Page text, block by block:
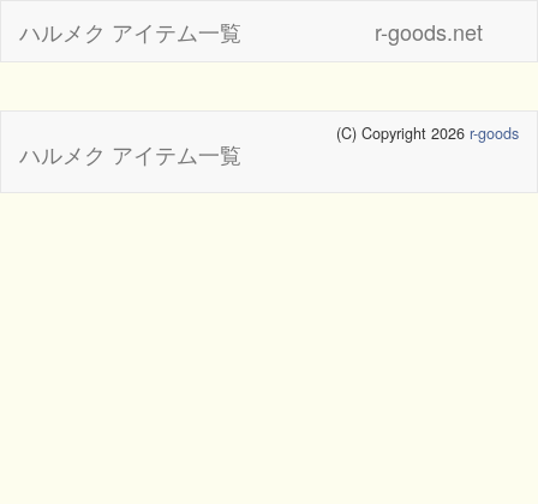
ハルメク アイテム一覧 r-goods.net
ハルメク アイテム一覧
(C) Copyright 2026 r-goods